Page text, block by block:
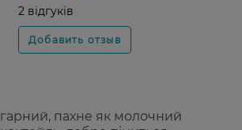
2 відгуків
гарний, пахне як молочний